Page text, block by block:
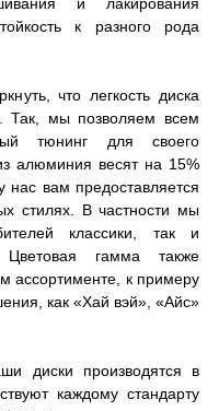
к разного рода
что легкость диска
Так, мы позволяем всем
тюнинг для своего
алюминия весят на 15%
вам предоставляется
стилях. В частности мы
классики, так и
Цветовая гамма также
ассортименте, к примеру
как «Хай вэй», «Айс»
диски производятся в
каждому стандарту